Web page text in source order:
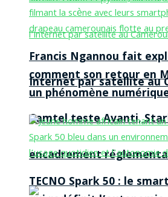
Internet par satellite au
Camtel teste Avanti,
encadrement
Francis Ngannou fait
comment son retour en
un phénomène
TECNO Spark 50 : le